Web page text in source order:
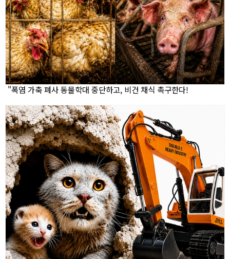
"폭염 가축 폐사 동물학대 중단하고, 비건 채식 촉구한다!